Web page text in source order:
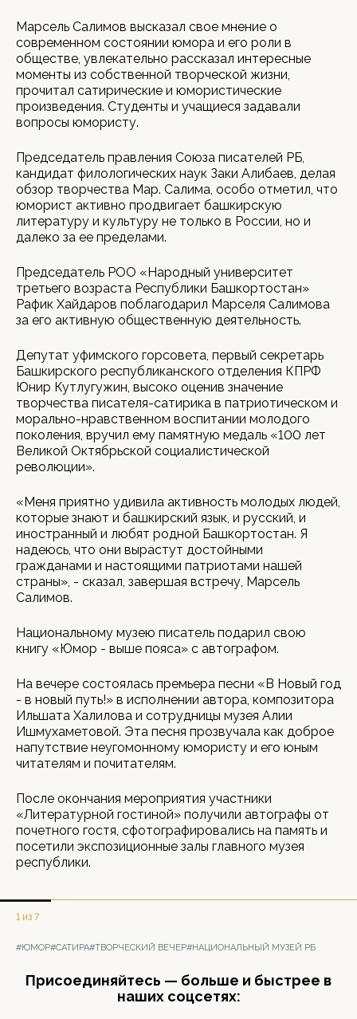
Марсель Салимов высказал свое мнение о
современном состоянии юмора и его роли в
обществе, увлекательно рассказал интересные
моменты из собственной творческой жизни,
прочитал сатирические и юмористические
произведения. Студенты и учащиеся задавали
вопросы юмористу.
Председатель правления Союза писателей РБ,
кандидат филологических наук Заки Алибаев, делая
обзор творчества Мар. Салима, особо отметил, что
юморист активно продвигает башкирскую
литературу и культуру не только в России, но и
далеко за ее пределами.
Председатель РОО «Народный университет
третьего возраста Республики Башкортостан»
Рафик Хайдаров поблагодарил Марселя Салимова
за его активную общественную деятельность.
Депутат уфимского горсовета, первый секретарь
Башкирского республиканского отделения КПРФ
Юнир Кутлугужин, высоко оценив значение
творчества писателя-сатирика в патриотическом и
морально-нравственном воспитании молодого
поколения, вручил ему памятную медаль «100 лет
Великой Октябрьской социалистической
революции».
«Меня приятно удивила активность молодых людей,
которые знают и башкирский язык, и русский, и
иностранный и любят родной Башкортостан. Я
надеюсь, что они вырастут достойными
гражданами и настоящими патриотами нашей
страны», - сказал, завершая встречу, Марсель
Салимов.
Национальному музею писатель подарил свою
книгу «Юмор - выше пояса» с автографом.
На вечере состоялась премьера песни «В Новый год
- в новый путь!» в исполнении автора, композитора
Ильшата Халилова и сотрудницы музея Алии
Ишмухаметовой. Эта песня прозвучала как доброе
напутствие неугомонному юмористу и его юным
читателям и почитателям.
После окончания мероприятия участники
«Литературной гостиной» получили автографы от
почетного гостя, сфотографировались на память и
посетили экспозиционные залы главного музея
республики.
1 из 7
#ЮМОР#САТИРА#ТВОРЧЕСКИЙ ВЕЧЕР#НАЦИОНАЛЬНЫЙ МУЗЕЙ РБ
Присоединяйтесь — больше и быстрее в
наших соцсетях: